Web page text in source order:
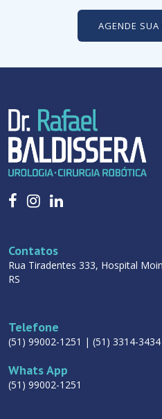
AGENDE
Contatos
Rua Tiradentes 333, Hospital
RS
Telefone
(51) 99002-1251 | (51) 3314-3434
Whats App
(51) 99002-1251